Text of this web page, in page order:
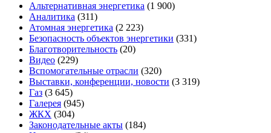
Альтернативная энергетика (1 900)
Аналитика (311)
Атомная энергетика (2 223)
Безопасность объектов энергетики (331)
Благотворительность (20)
Видео (229)
Вспомогательные отрасли (320)
Выставки, конференции, новости (3 319)
Газ (3 645)
Галерея (945)
ЖКХ (304)
Законодательные акты (184)